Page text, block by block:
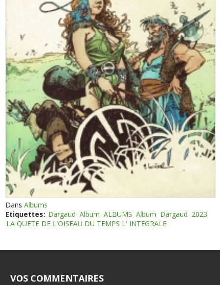
DansAlbums
Etiquettes: Dargaud Album ALBUMS Album Dargaud 2023
LA QUETE DE L'OISEAU DU TEMPS L' INTEGRALE
VOS COMMENTAIRES